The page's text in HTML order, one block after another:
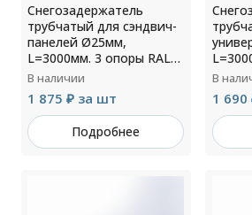
Снегозадержатель
трубчатый для сэндвич-
панелей Ø25мм,
L=3000мм. 3 опоры RAL
7024
В наличии
1 875 ₽ за шт
Подробнее
7024
В
1